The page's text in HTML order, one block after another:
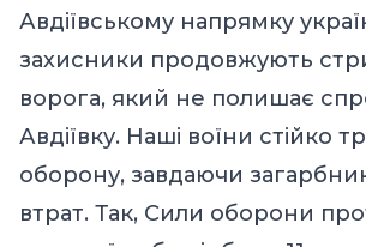
Авдіївському напрямку
захисники продовжують
ворога, який не полишає
Авдіївку. Наші воїни стійко
оборону, завдаючи
втрат. Так, Сили оборони